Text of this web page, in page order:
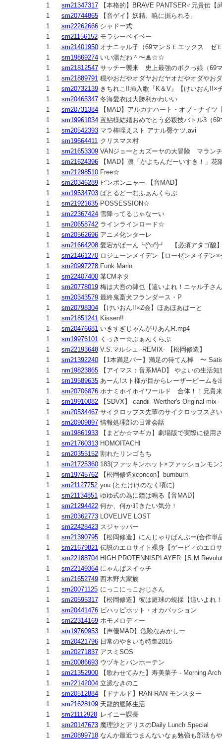
1
sm21347317
【本格的】BRAVE PANTSER♂兄貴伝【
1
sm20744865
【音ゲイ】妖精、暁に掘られる。
1
sm22262666 シャドー式
1
sm21156152 モラシーベイベー
1
sm21401950 オナニャル子（69マンＳＥエックス ゼ
1
sm19869274 いい湯だわ＾〜♨☆☆
1
sm21812547 サッチー襲来 史上最強のボクっ娘（69
1
sm21889791 穏やおだやオダヤおだヤオだやオダやお
1
sm20732139 きちれこ!!挿入歌『K＆V』【けいおん!!×
1
sm20465347 冬海愛衣は大勝利かわいい
1
sm20731384
【MAD】アルカナハート・オブ・ナイツ
1
sm19961034 置鮎様結婚おめでとう必殺技バトル3（
1
sm20542393 マラ棒咥えスト アナル臀ケツ.avi
1
sm19664411 クリスマス村
1
sm21653309 VANジョーとカズーヤの大冒険 マラン
1
sm21624396
【MAD】凛「かよちんだーいすき！」花
1
sm21298510 Free☆
1
sm20346289 ピンポンニャー 【音MAD】
1
sm19534703 ばとるどーむふぁんくらぶ
1
sm21921635 POSSESSION☆
1
sm22367424 雪降ってるじゃなーい
1
sm20658742 ラインラインロード☆
1
sm20562696 アニメ化ンターレ
1
sm21664208 愛宕がぱーん┗(^o^)┛ 【必須アタゴ酸
1
sm21461270 ロジェーンメイデン【ローゼンメイデン×
1
sm20997278 Funk Mario
1
sm22407400 某CMネタ
1
sm20778019 梅は大吾の隷也【這いよれ！ニャル子さ
1
sm20343579 最終鬼畜犬フランダース・P
1
sm20798304
【けいおん!!×Z会】ほあほあはーと
1
sm21851241 Kissen!!
1
sm20476681 いきすぎじゃんがりあんR.mp4
1
sm19976101
くっきー☆ふぁんくらぶ
1
sm22193648 V.S.マルシュ -REMIX- 【松岡修造】
1
sm21392240
【1本満足バー】満足の待てん棒 〜
1
nm19823865
【アイマス：音系MAD】 やよいの生活
1
sm19589635 あーん!スト様が目からレーザービームを
1
sm20706876 ホナミホイホイワールド 合体！！兄貴
1
sm19910082
【SDVX】 candii -Werther's Original
1
sm20534467 サイクロップス先輩のサイクロップスさ
1
sm20909897 情報処理部の日常会話
1
sm19861933
【まどか☆マギカ】劇場版で実際に使用
1
sm21760313 HOMOITACHI
1
sm20355152 割れたリンゴもち
1
sm21725360 183(ファッキンホット×ファッションモン
1
sm19745762
【松岡修造xconcon】burnburn
1
sm21127752 you (とたけけのなく頃に)
1
sm21134851 ゆゆ式の為に鐘は鳴る【音MAD】
1
sm21294422 何か、何か叩きたい気分！
1
sm20362773
LOVELIVE LOST
1
sm22428423 スジャッパー
1
sm21390795
【松岡修造】にんじゃりばんぶー(合作
1
sm21679821 伝説のエロサイト裸身【ゲービィのエロ
1
sm22188704 HIGH PROTENNISPLAYER【
1
sm22149364 にゃんぱスイッチ
1
sm21652749 西木野大家族
1
sm20071125 にっこにっこおじさん
1
sm20595317
【松岡修造】彼は庭球の蜆採【這いよれ
1
sm20441476 ビハッピホット・オカパッション
1
sm22314169 ホモメロディー
1
sm19760953
【声優MAD】危険なみかしー
1
sm20421796 日常のやきいも特集2015
1
sm20271837 アスミSOS
1
sm20086693 ウヅキとバンホーテン
1
sm21352900
【歌わせてみた】寿美菜子 - Morning Arch
1
sm22142004 立派なきのこ
1
sm20512884
【ドナルド】RAN-RAN モンスター
1
sm21628109 天龍的艦隊生活
1
sm21112928 レイニー課長
1
sm20147673 魔理沙とアリスのDaily Lunch Special
1
sm20899718 なんか最近つまんないなぁ勉強も部活も